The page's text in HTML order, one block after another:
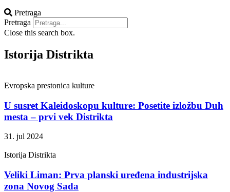
Pretraga
Pretraga
Close this search box.
Istorija Distrikta
Evropska prestonica kulture
U susret Kaleidoskopu kulture: Posetite izložbu Duh
mesta – prvi vek Distrikta
31. jul 2024
Istorija Distrikta
Veliki Liman: Prva planski uređena industrijska
zona Novog Sada